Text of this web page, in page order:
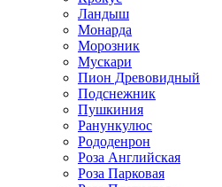
Ландыш
Монарда
Морозник
Мускари
Пион Древовидный
Подснежник
Пушкиния
Ранункулюс
Рододенрон
Роза Английская
Роза Парковая